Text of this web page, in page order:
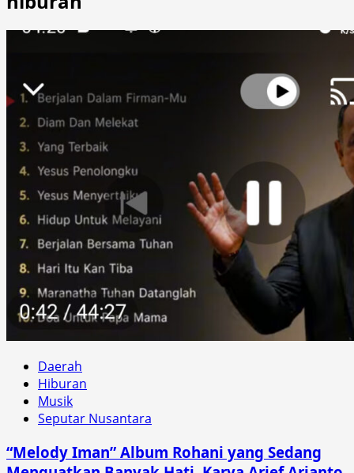
Daerah
Hiburan
Musik
Seputar Nusantara
“Melody Iman” Album Rohani yang Sedang